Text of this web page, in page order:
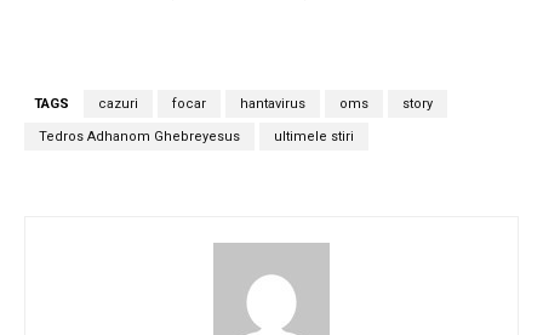
TAGS cazuri focar hantavirus oms story
Tedros Adhanom Ghebreyesus ultimele stiri